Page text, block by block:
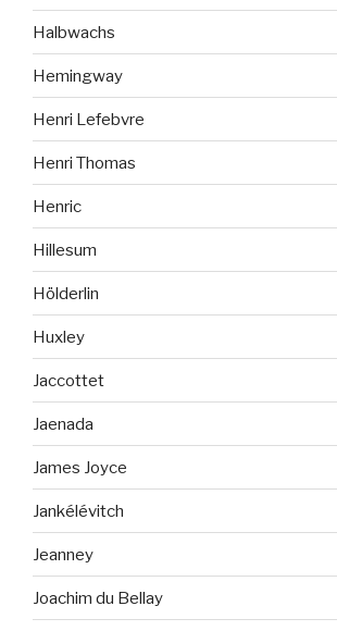
Halbwachs
Hemingway
Henri Lefebvre
Henri Thomas
Henric
Hillesum
Hölderlin
Huxley
Jaccottet
Jaenada
James Joyce
Jankélévitch
Jeanney
Joachim du Bellay